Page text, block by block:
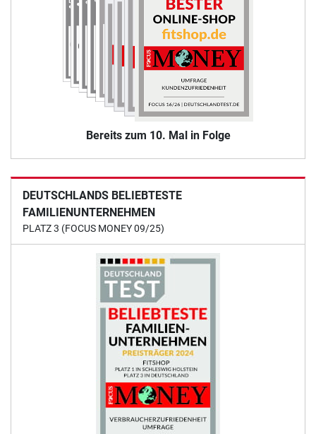
Bereits zum 10. Mal in Folge
DEUTSCHLANDS BELIEBTESTE
FAMILIENUNTERNEHMEN
PLATZ 3 (FOCUS MONEY 09/25)